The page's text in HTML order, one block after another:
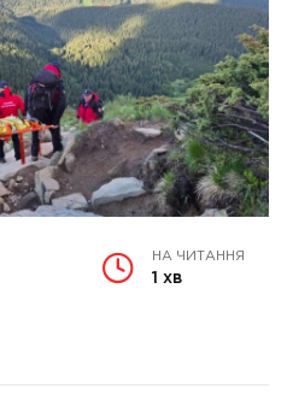
НА ЧИТАННЯ
1 хв